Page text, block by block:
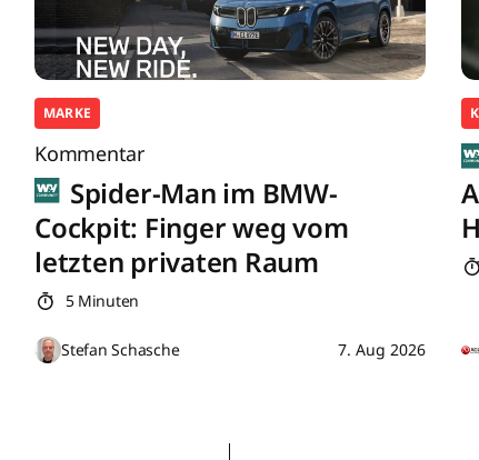
MARKE
Kommentar
Spider-Man im BMW-
Cockpit: Finger weg vom
letzten privaten Raum
5 Minuten
Stefan Schasche 7. Aug 2026